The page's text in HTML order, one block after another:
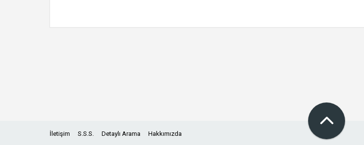
İletişim S.S.S. Detaylı Arama Hakkımızda